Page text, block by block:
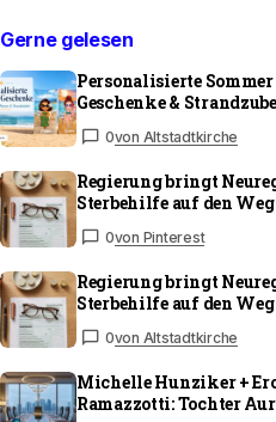
Gerne gelesen
Personalisierte Sommer
Geschenke &
0von Altstadtkirche
Regierung bringt
Sterbehilfe auf den Weg
0von Pinterest
Regierung bringt
Sterbehilfe auf den Weg
0von Altstadtkirche
Michelle Hunziker +
Ramazzotti: Tochter